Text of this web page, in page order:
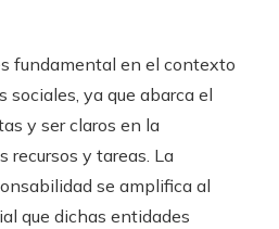
fundamental en el contexto
sociales, ya que abarca el
y ser claros en la
recursos y tareas. La
se amplifica al
que dichas entidades